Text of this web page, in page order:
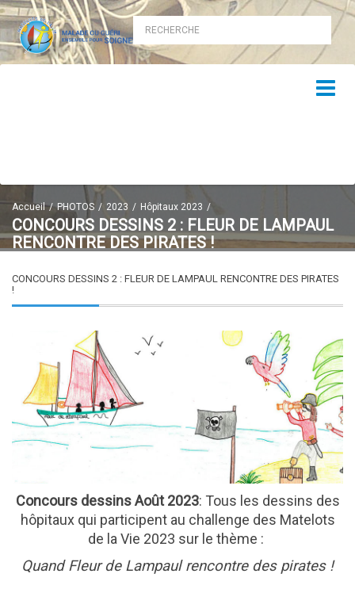
Accueil PHOTOS 2023 Hôpitaux 2023
CONCOURS DESSINS 2 : FLEUR DE LAMPAUL
RENCONTRE DES PIRATES !
CONCOURS DESSINS 2 : FLEUR DE LAMPAUL RENCONTRE DES PIRATES
!
Concours dessins Août 2023: Tous les dessins des
hôpitaux qui participent au challenge des Matelots
de la Vie 2023 sur le thème :
Quand Fleur de Lampaul rencontre des pirates !